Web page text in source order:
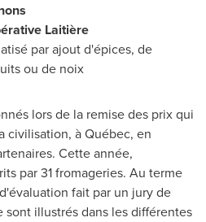
Laitière
par ajout d'épices, de
ou de noix
lors de la remise des prix qui
civilisation, à Québec, en
Cette année,
par 31 fromageries. Au terme
fait par un jury de
sont illustrés dans les différentes